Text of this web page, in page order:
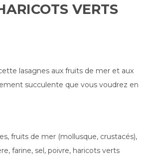
VERTS
lasagnes aux fruits de mer et aux
succulente que vous voudrez en
fruits de mer (mollusque, crustacés),
farine, sel, poivre, haricots verts